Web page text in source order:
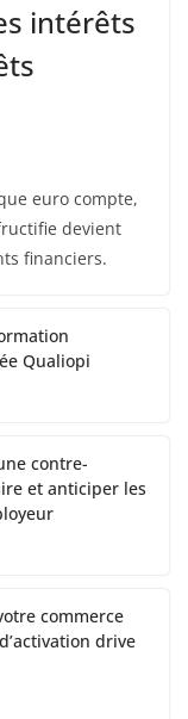
intérêts
euro compte,
devient
financiers.
Qualiopi
contre-
et anticiper les
commerce
drive